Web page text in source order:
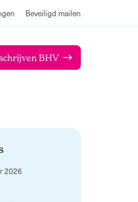
Beveiligd mailen
BHV
2026